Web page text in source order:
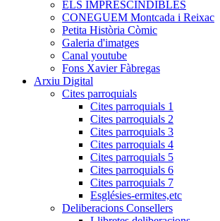
ELS IMPRESCINDIBLES
CONEGUEM Montcada i Reixac
Petita Història Còmic
Galeria d'imatges
Canal youtube
Fons Xavier Fàbregas
Arxiu Digital
Cites parroquials
Cites parroquials 1
Cites parroquials 2
Cites parroquials 3
Cites parroquials 4
Cites parroquials 5
Cites parroquials 6
Cites parroquials 7
Esglésies-ermites,etc
Deliberacions Consellers